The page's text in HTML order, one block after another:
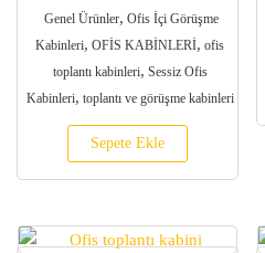
oy aldı
Genel Ürünler, Ofis İçi Görüşme
Kabinleri, OFİS KABİNLERİ, ofis
toplantı kabinleri, Sessiz Ofis
Kabinleri, toplantı ve görüşme kabinleri
Sepete Ekle